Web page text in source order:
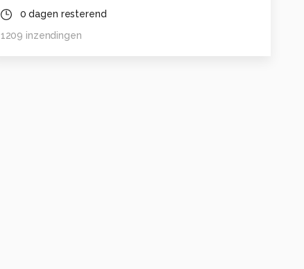
0 dagen resterend
1209 inzendingen